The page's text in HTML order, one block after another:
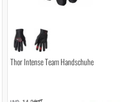
Thor Intense Team Handschuhe